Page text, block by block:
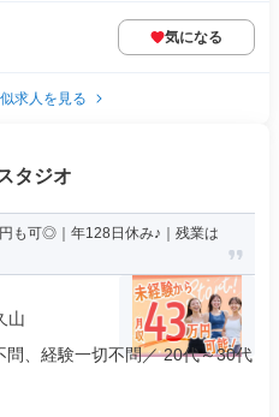
気になる
求人を見る
タジオ
も可◎｜年128日休み♪｜残業は
山
、経験一切不問／ 20代～30代